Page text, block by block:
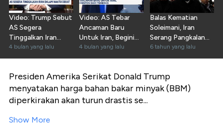
Video: Trump Sebut
AS Segera
Tinggalkan Iran
Dalam Waktu Dekat
4 bulan yang lalu
Video: AS Tebar
Ancaman Baru
Untuk Iran, Begini
Respon Dari
Teheran
4 bulan yang lalu
Balas Kematian
Soleimani, Iran
Serang Pangkalan
Militer AS
6 tahun yang lalu
Presiden Amerika Serikat Donald Trump
menyatakan harga bahan bakar minyak (BBM)
diperkirakan akan turun drastis se...
Show More